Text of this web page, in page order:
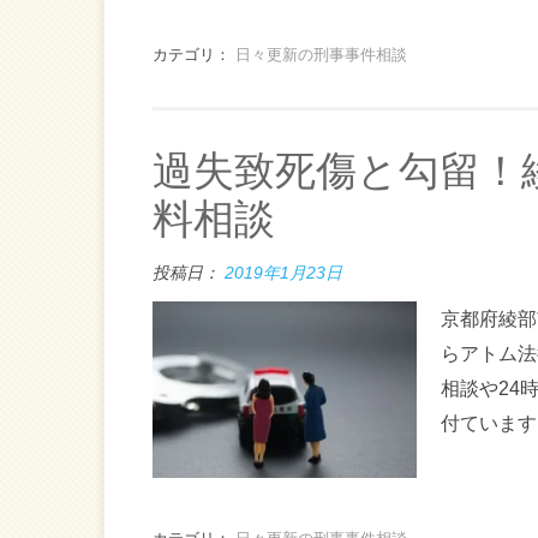
カテゴリ： 日々更新の刑事事件相談
過失致死傷と勾留
料相談
投稿日： 2019年1月23日
京都府綾
らアトム
相談や24
付ていま